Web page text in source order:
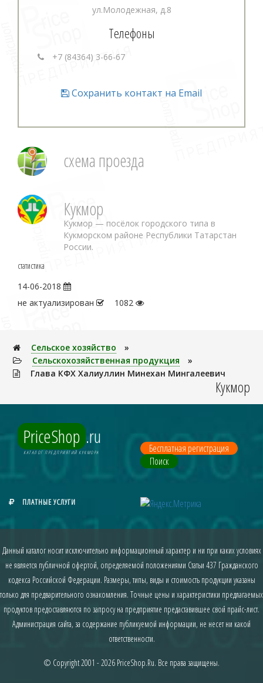
ул.Молодежная, д.8
Телефоны
+7 (84364) 3-66-67
Сохранить контакт на Email
схема проезда
Кукмор
Кукмор — посёлок городского типа в
Кукморском районе Республики Татарстан
России.
статистика
14-06-2018
не актуализирован
1082
Сельское хозяйство
»
Сельскохозяйственная продукция
»
Глава КФХ Халиуллин Минехан Мингалеевич
Кукмор
PriceShop .ru
КАТАЛОГ ПРЕДПРИЯТИЙ КУКМОРА
Бесплатная регистрация
Поиск
ПЛАТНЫЕ УСЛУГИ
Данный каталог носит исключительно информационный характер и ни при каких условиях
не является публичной офертой, определяемой положениями Статьи 437 Гражданского
кодекса Российской Федерации. Размеры, типы, виды и стоимость продукции указаны
только для предварительного ознакомления. Точные цены и характеристики предлагаемых
продуктов предоставляются по запросу на предприятие предаставившее свой прайс-лист.
Администрация сайта, за содержание публикуемой информации, не несет ни какой
ответственности.
© Copyright 2001 - 2026 PriceShop.Ru. Все права защищены.